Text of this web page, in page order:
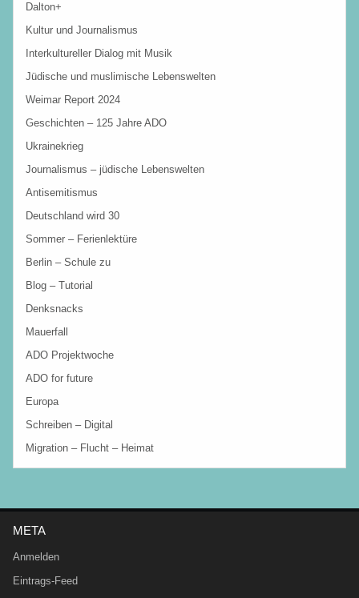
Dalton+
Kultur und Journalismus
Interkultureller Dialog mit Musik
Jüdische und muslimische Lebenswelten
Weimar Report 2024
Geschichten – 125 Jahre ADO
Ukrainekrieg
Journalismus – jüdische Lebenswelten
Antisemitismus
Deutschland wird 30
Sommer – Ferienlektüre
Berlin – Schule zu
Blog – Tutorial
Denksnacks
Mauerfall
ADO Projektwoche
ADO for future
Europa
Schreiben – Digital
Migration – Flucht – Heimat
META
Anmelden
Eintrags-Feed